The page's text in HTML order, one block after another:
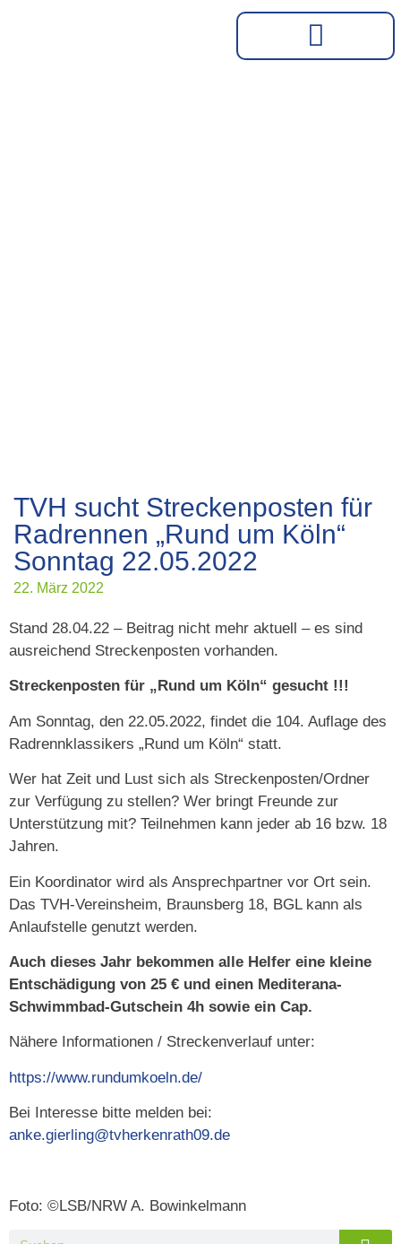
TVH sucht Streckenposten für
Radrennen „Rund um Köln“
Sonntag 22.05.2022
22. März 2022
Stand 28.04.22 – Beitrag nicht mehr aktuell – es sind
ausreichend Streckenposten vorhanden.
Streckenposten für „Rund um Köln“ gesucht !!!
Am Sonntag, den 22.05.2022, findet die 104. Auflage des
Radrennklassikers „Rund um Köln“ statt.
Wer hat Zeit und Lust sich als Streckenposten/Ordner
zur Verfügung zu stellen? Wer bringt Freunde zur
Unterstützung mit? Teilnehmen kann jeder ab 16 bzw. 18
Jahren.
Ein Koordinator wird als Ansprechpartner vor Ort sein.
Das TVH-Vereinsheim, Braunsberg 18, BGL kann als
Anlaufstelle genutzt werden.
Auch dieses Jahr bekommen alle Helfer eine kleine
Entschädigung von 25 € und einen Mediterana-
Schwimmbad-Gutschein 4h sowie ein Cap.
Nähere Informationen / Streckenverlauf unter:
https://www.rundumkoeln.de/
Bei Interesse bitte melden bei:
anke.gierling@tvherkenrath09.de
Foto: ©LSB/NRW A. Bowinkelmann